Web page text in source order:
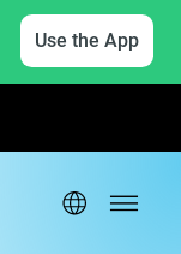
Use the App